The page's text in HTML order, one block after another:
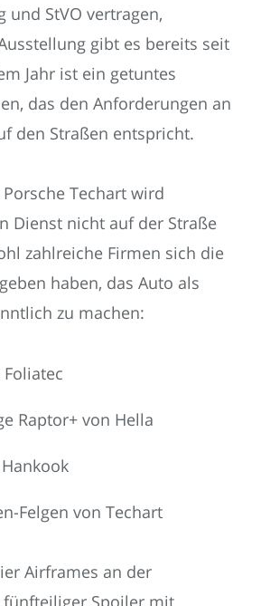
und StVO vertragen,
gibt es bereits seit
Jahr ist ein getuntes
das den Anforderungen an
den Straßen entspricht.
Techart wird
Dienst nicht auf der Straße
zahlreiche Firmen sich die
haben, das Auto als
zu machen:
Raptor+ von Hella
Felgen von Techart
Airframes an der